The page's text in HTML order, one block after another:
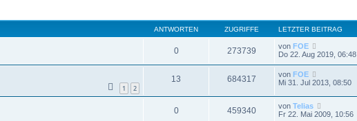
ANTWORTEN ZUGRIFFE LETZTER BEITRAG
0 273739 von FOE
Do 22. Aug 2019, 06:48
1 2
13 684317 von FOE
Mi 31. Jul 2013, 08:50
0 459340 von Telias
Fr 22. Mai 2009, 10:56